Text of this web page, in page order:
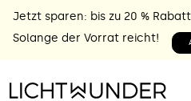
Jetzt sparen: bis zu 20 %
Solange der Vorrat reicht!